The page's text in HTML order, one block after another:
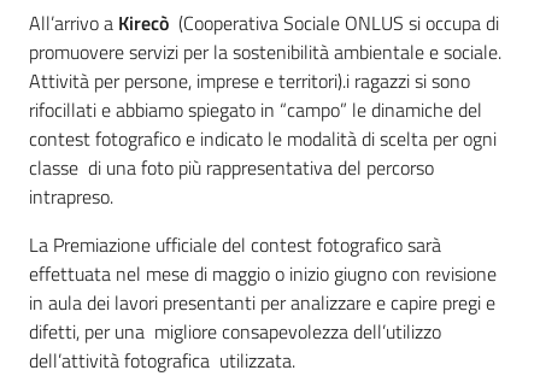
All’arrivo a Kirecò (Cooperativa Sociale ONLUS si occupa di
promuovere servizi per la sostenibilità ambientale e sociale.
Attività per persone, imprese e territori).i ragazzi si sono
rifocillati e abbiamo spiegato in “campo” le dinamiche del
contest fotografico e indicato le modalità di scelta per ogni
classe di una foto più rappresentativa del percorso
intrapreso.
La Premiazione ufficiale del contest fotografico sarà
effettuata nel mese di maggio o inizio giugno con revisione
in aula dei lavori presentanti per analizzare e capire pregi e
difetti, per una migliore consapevolezza dell’utilizzo
dell’attività fotografica utilizzata.